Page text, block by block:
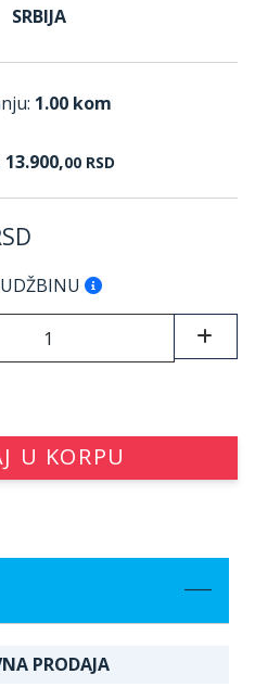
SRBIJA
1.00 kom
13.900,00 RSD
U KORPU
PRODAJA